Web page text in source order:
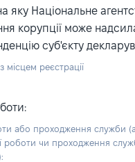
яку Національне
корупції може
суб'єкту
місцем реєстрації
або проходження служби
роботи чи проходження
: